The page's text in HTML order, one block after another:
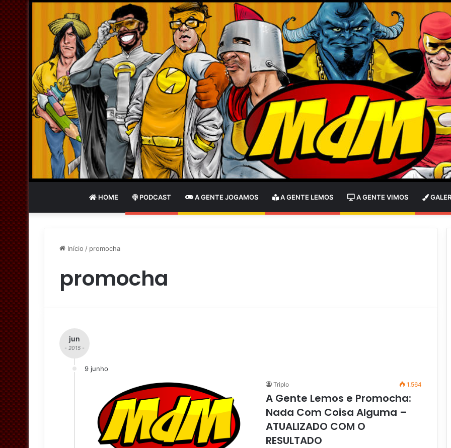
HOME PODCAST A GENTE JOGAMOS A GENTE LEMOS A GENTE VIMOS
Início / promocha
promocha
jun
- 2015 -
9 junho
Triplo 1.564
A Gente Lemos e Promocha:
Nada Com Coisa Alguma –
ATUALIZADO COM O
RESULTADO